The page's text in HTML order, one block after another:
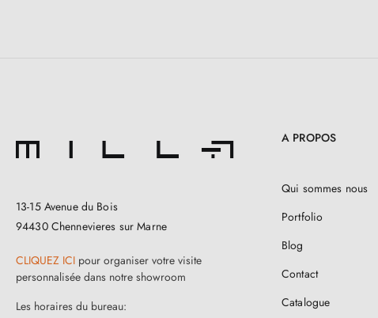
13-15 Avenue du Bois
94430 Chennevieres sur Marne
CLIQUEZ ICI pour organiser votre visite
personnalisée dans notre showroom
Les horaires du bureau:
A PROPOS
Qui sommes nous
Portfolio
Blog
Contact
Catalogue